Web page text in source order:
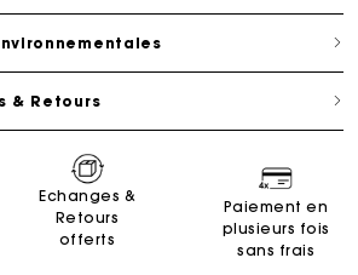
& Retours
Echanges &
Retours
offerts
Paiement en
plusieurs fois
sans frais